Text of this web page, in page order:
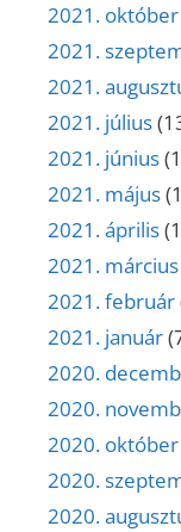
2021. október
2021.
2021.
2021. július
2021. június
2021. május
2021. április
2021. március
2021. február
2021. január
2020.
2020.
2020. október
2020.
2020.